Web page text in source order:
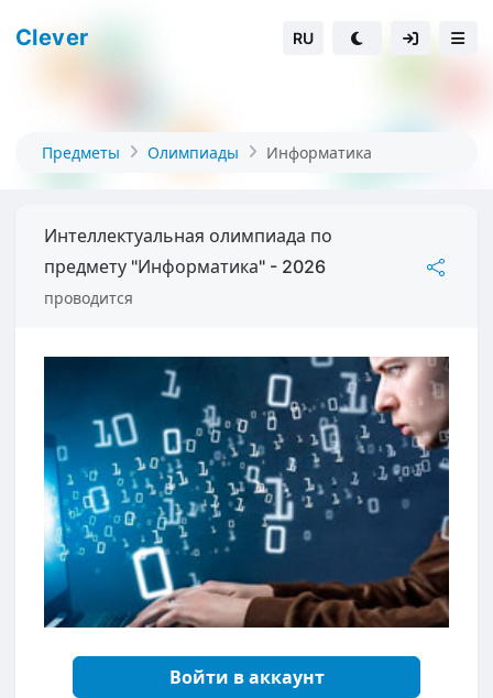
Clever RU
Предметы Олимпиады Информатика
Интеллектуальная олимпиада по
предмету "Информатика" - 2026
проводится
Войти в аккаунт